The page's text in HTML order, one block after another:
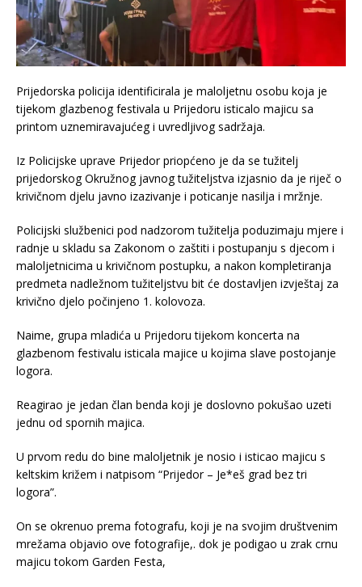
Prijedorska policija identificirala je maloljetnu osobu koja je
tijekom glazbenog festivala u Prijedoru isticalo majicu sa
printom uznemiravajućeg i uvredljivog sadržaja.
Iz Policijske uprave Prijedor priopćeno je da se tužitelj
prijedorskog Okružnog javnog tužiteljstva izjasnio da je riječ o
krivičnom djelu javno izazivanje i poticanje nasilja i mržnje.
Policijski službenici pod nadzorom tužitelja poduzimaju mjere i
radnje u skladu sa Zakonom o zaštiti i postupanju s djecom i
maloljetnicima u krivičnom postupku, a nakon kompletiranja
predmeta nadležnom tužiteljstvu bit će dostavljen izvještaj za
krivično djelo počinjeno 1. kolovoza.
Naime, grupa mladića u Prijedoru tijekom koncerta na
glazbenom festivalu isticala majice u kojima slave postojanje
logora.
Reagirao je jedan član benda koji je doslovno pokušao uzeti
jednu od spornih majica.
U prvom redu do bine maloljetnik je nosio i isticao majicu s
keltskim križem i natpisom “Prijedor – Je*eš grad bez tri
logora”.
On se okrenuo prema fotografu, koji je na svojim društvenim
mrežama objavio ove fotografije,. dok je podigao u zrak crnu
majicu tokom Garden Festa,